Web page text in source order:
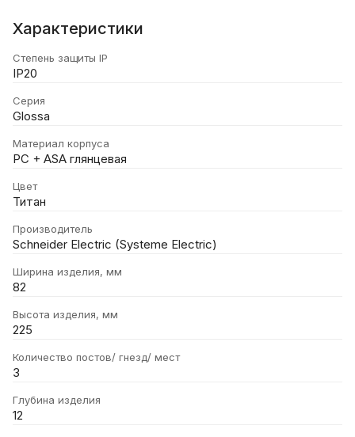
Характеристики
Степень защиты IP
IP20
Серия
Glossa
Материал корпуса
PC + ASA глянцевая
Цвет
Титан
Производитель
Schneider Electric (Systeme Electric)
Ширина изделия, мм
82
Высота изделия, мм
225
Количество постов/ гнезд/ мест
3
Глубина изделия
12